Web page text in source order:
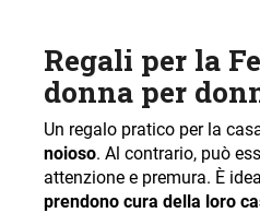
Regali per la
donna per
Un regalo pratico per la
noioso. Al contrario, può
attenzione e premura. È
prendono cura della loro